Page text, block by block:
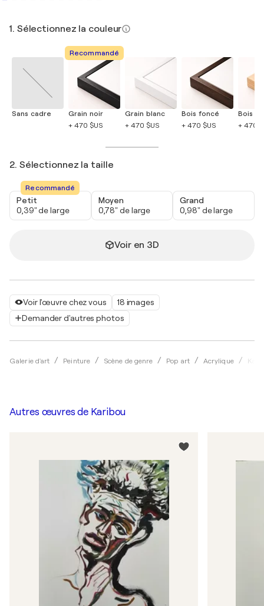
Voir l'œuvre chez vous
18 images
Demander d'autres photos
Galerie d'art Peinture Scène de genre Pop art Acrylique
1. Sélectionnez la couleur
Sans cadre
Recommandé
Grain noir
+ 470 $US
Grain blanc
+ 470 $US
Bois foncé
+ 470 $US
Bois
+ 470
2. Sélectionnez la taille
Recommandé
Petit
0,39" de large
Moyen
0,78" de large
Grand
0,98" de large
Voir en 3D
Autres œuvres de Karibou